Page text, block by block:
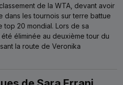
de la WTA, devant avoir
les tournois sur terre battue
top 20 mondial. Lors de sa
éliminée au deuxième tour du
la route de Veronika